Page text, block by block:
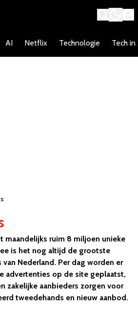
AI Netflix Technologie Tech in
maandelijks ruim 8 miljoen unieke
is het nog altijd de grootste
Nederland. Per dag worden er
advertenties op de site geplaatst,
zakelijke aanbieders zorgen voor
tweedehands en nieuw aanbod.